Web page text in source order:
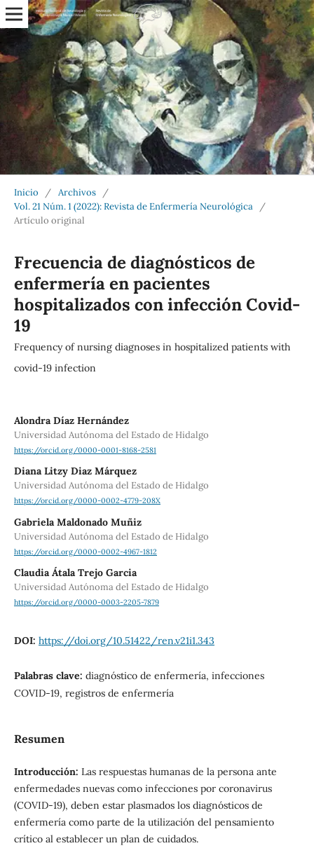
Inicio / Archivos
/
Vol. 21 Núm. 1 (2022): Revista de Enfermería Neurológica
/
Artículo original
Frecuencia de diagnósticos de
enfermería en pacientes
hospitalizados con infección Covid-
19
Frequency of nursing diagnoses in hospitalized patients with
covid-19 infection
Alondra Díaz Hernández
Universidad Autónoma del Estado de Hidalgo
https://orcid.org/0000-0001-8168-2581
Diana Litzy Diaz Márquez
Universidad Autónoma del Estado de Hidalgo
https://orcid.org/0000-0002-4779-208X
Gabriela Maldonado Muñiz
Universidad Autónoma del Estado de Hidalgo
https://orcid.org/0000-0002-4967-1812
Claudia Átala Trejo Garcia
Universidad Autónoma del Estado de Hidalgo
https://orcid.org/0000-0003-2205-7879
DOI: https://doi.org/10.51422/ren.v21i1.343
Palabras clave: diagnóstico de enfermería, infecciones
COVID-19, registros de enfermería
Resumen
Introducción: Las respuestas humanas de la persona ante
enfermedades nuevas como infecciones por coronavirus
(COVID-19), deben estar plasmados los diagnósticos de
enfermería como parte de la utilización del pensamiento
crítico al establecer un plan de cuidados.